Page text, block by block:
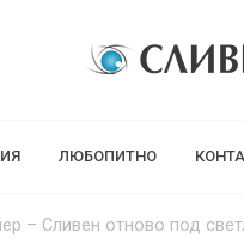
ЛЮБОПИТНО
– Сливен отново под